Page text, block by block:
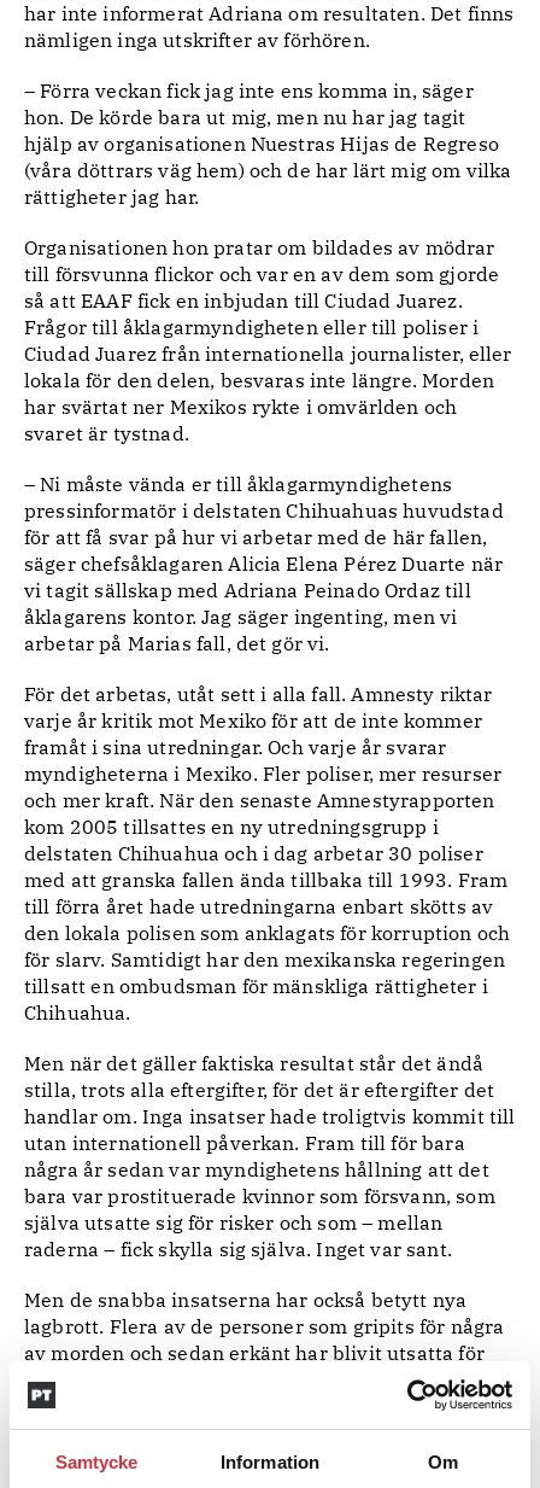
Samtycke Information Om
har inte informerat Adriana om resultaten. Det finns
nämligen inga utskrifter av förhören.
– Förra veckan fick jag inte ens komma in, säger
hon. De körde bara ut mig, men nu har jag tagit
hjälp av organisationen Nuestras Hijas de Regreso
(våra döttrars väg hem) och de har lärt mig om vilka
rättigheter jag har.
Organisationen hon pratar om bildades av mödrar
till försvunna flickor och var en av dem som gjorde
så att EAAF fick en inbjudan till Ciudad Juarez.
Frågor till åklagarmyndigheten eller till poliser i
Ciudad Juarez från internationella journalister, eller
lokala för den delen, besvaras inte längre. Morden
har svärtat ner Mexikos rykte i omvärlden och
svaret är tystnad.
– Ni måste vända er till åklagarmyndighetens
pressinformatör i delstaten Chihuahuas huvudstad
för att få svar på hur vi arbetar med de här fallen,
säger chefsåklagaren Alicia Elena Pérez Duarte när
vi tagit sällskap med Adriana Peinado Ordaz till
åklagarens kontor. Jag säger ingenting, men vi
arbetar på Marias fall, det gör vi.
För det arbetas, utåt sett i alla fall. Amnesty riktar
varje år kritik mot Mexiko för att de inte kommer
framåt i sina utredningar. Och varje år svarar
myndigheterna i Mexiko. Fler poliser, mer resurser
och mer kraft. När den senaste Amnestyrapporten
kom 2005 tillsattes en ny utredningsgrupp i
delstaten Chihuahua och i dag arbetar 30 poliser
med att granska fallen ända tillbaka till 1993. Fram
till förra året hade utredningarna enbart skötts av
den lokala polisen som anklagats för korruption och
för slarv. Samtidigt har den mexikanska regeringen
tillsatt en ombudsman för mänskliga rättigheter i
Chihuahua.
Men när det gäller faktiska resultat står det ändå
stilla, trots alla eftergifter, för det är eftergifter det
handlar om. Inga insatser hade troligtvis kommit till
utan internationell påverkan. Fram till för bara
några år sedan var myndighetens hållning att det
bara var prostituerade kvinnor som försvann, som
själva utsatte sig för risker och som – mellan
raderna – fick skylla sig själva. Inget var sant.
Men de snabba insatserna har också betytt nya
lagbrott. Flera av de personer som gripits för några
av morden och sedan erkänt har blivit utsatta för
tortyr. När Amnesty uppmärksammade saken
tvingades polisen släppa männen och siffran på
ouppklarade mord steg igen.